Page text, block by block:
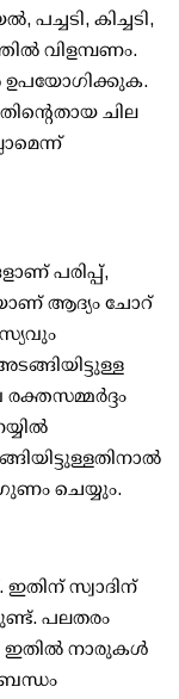
കിച്ചടി,
വിളമ്പണം.
ഉപയോഗിക്കുക.
ചില
പരിപ്പ്,
ആദ്യം ചോറ്
രക്തസമ്മര്‍ദ്ദം
ചെയ്യും.
സ്വാദിന്
പലതരം
ഇതില്‍ നാരുകള്‍